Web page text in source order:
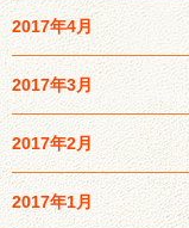
2017年4月
2017年3月
2017年2月
2017年1月